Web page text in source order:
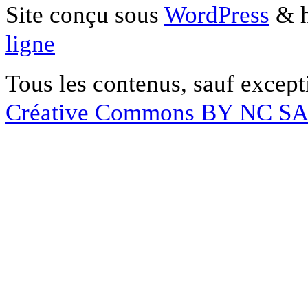
Site conçu sous WordPress &
ligne
Tous les contenus, sauf
Créative Commons BY NC SA